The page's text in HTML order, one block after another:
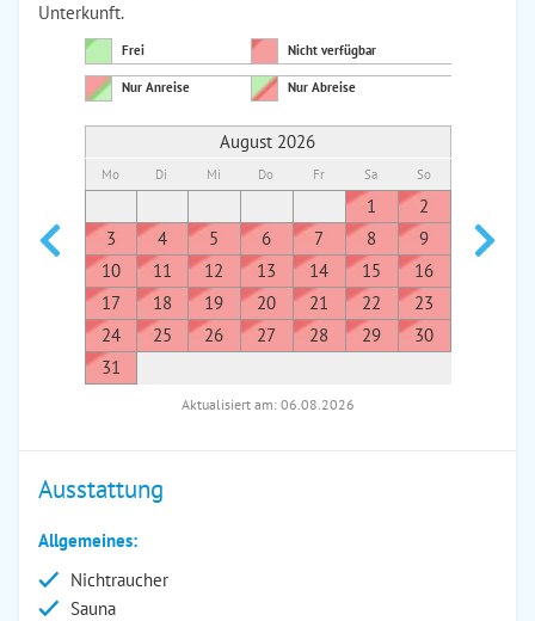
Unterkunft.
Frei Nicht verfügbar
Nur Anreise Nur Abreise
August 2026
Mo Di Mi Do Fr Sa So
1
2
3
4 5 6 7 8
9
10
11 12 13 14 15
16
17
18 19 20 21 22
23
24
25 26 27 28 29
30
31
7
Aktualisiert am: 06.08.2026
Ausstattung
Allgemeines:
Nichtraucher
Sauna